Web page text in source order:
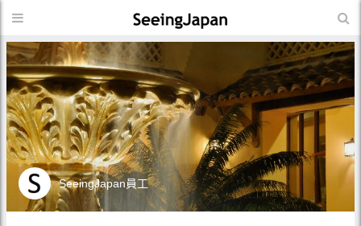
SeeingJapan員工